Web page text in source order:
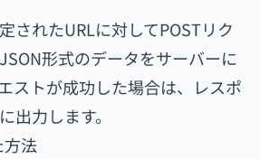
されたURLに対してPOSTリク
形式のデータをサーバーに
ストが成功した場合は、レスポ
出力します。
法